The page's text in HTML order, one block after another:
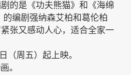
的是《功夫熊猫》和《海绵
的编剧强纳森艾柏和葛伦柏
张又感动人心，适合全家一
（周五）起上映。
。